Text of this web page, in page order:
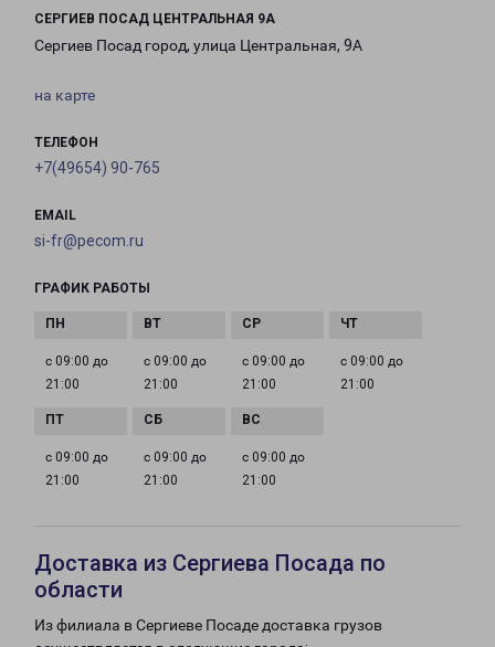
СЕРГИЕВ ПОСАД ЦЕНТРАЛЬНАЯ 9А
Сергиев Посад город, улица Центральная, 9А
на карте
ТЕЛЕФОН
+7(49654) 90-765
EMAIL
si-fr@pecom.ru
ГРАФИК РАБОТЫ
с 09:00 до
21:00
с 09:00 до
21:00
с 09:00 до
21:00
с 09:00 до
21:00
с 09:00 до
21:00
с 09:00 до
21:00
с 09:00 до
21:00
Доставка из Сергиева Посада по
области
Из филиала в Сергиеве Посаде доставка грузов